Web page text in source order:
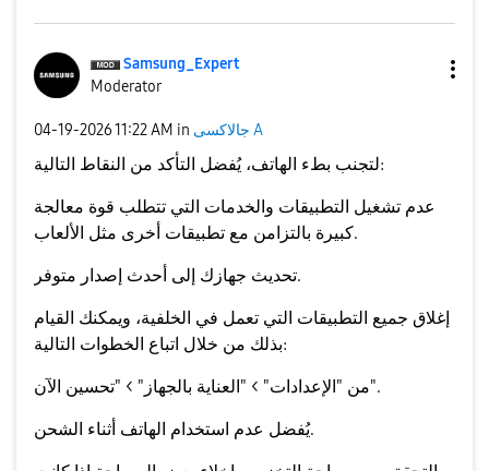
Samsung_Expert
Moderator
‎04-19-202611:22 AM in جالاكسى A
لتجنب بطء الهاتف، يُفضل التأكد من النقاط التالية:
عدم تشغيل التطبيقات والخدمات التي تتطلب قوة معالجة
كبيرة بالتزامن مع تطبيقات أخرى مثل الألعاب.
تحديث جهازك إلى أحدث إصدار متوفر.
إغلاق جميع التطبيقات التي تعمل في الخلفية، ويمكنك القيام
بذلك من خلال اتباع الخطوات التالية:
من "الإعدادات" > "العناية بالجهاز" > "تحسين الآن".
يُفضل عدم استخدام الهاتف أثناء الشحن.